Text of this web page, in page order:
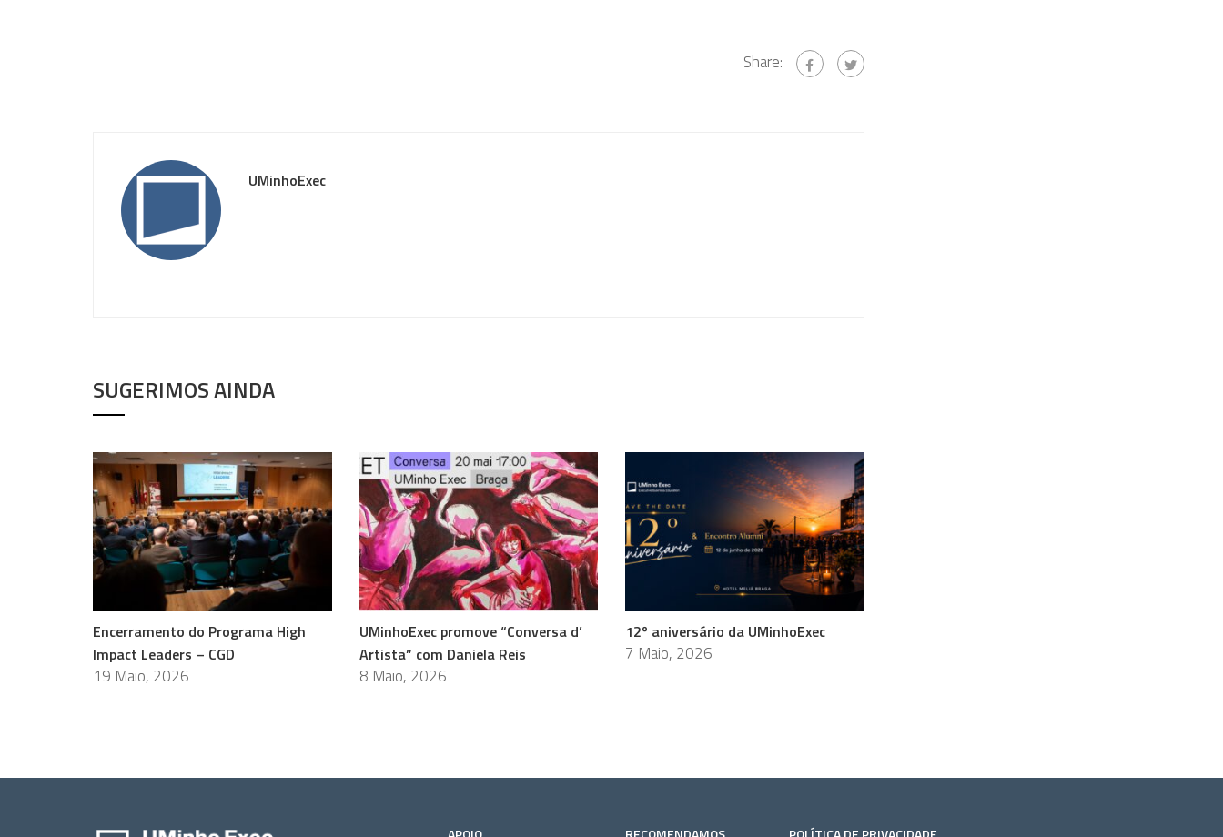
Share:
UMinhoExec
SUGERIMOS AINDA
Encerramento do Programa High
Impact Leaders – CGD
19 Maio, 2026
UMinhoExec promove “Conversa d’
Artista” com Daniela Reis
8 Maio, 2026
12º aniversário da UMinhoExec
7 Maio, 2026